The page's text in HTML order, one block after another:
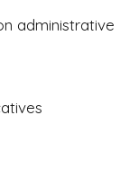
administrative